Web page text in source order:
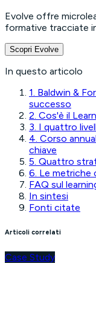
Evolve offre
formative tracciate
Scopri Evolve
In questo articolo
1. Baldwin &
successo
2. Cos'è il
3. I quattro
4. Corso
chiave
5. Quattro
6. Le metriche
FAQ sul
In sintesi
Fonti citate
Articoli correlati
Case Study